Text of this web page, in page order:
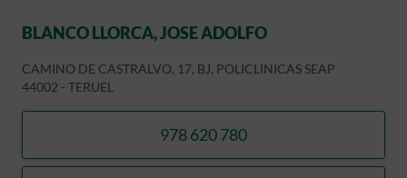
BLANCO LLORCA, JOSE ADOLFO
CAMINO DE CASTRALVO, 17, BJ, POLICLINICAS SEAP
44002 - TERUEL
978 620 780
llamar BLANCO LLORCA,